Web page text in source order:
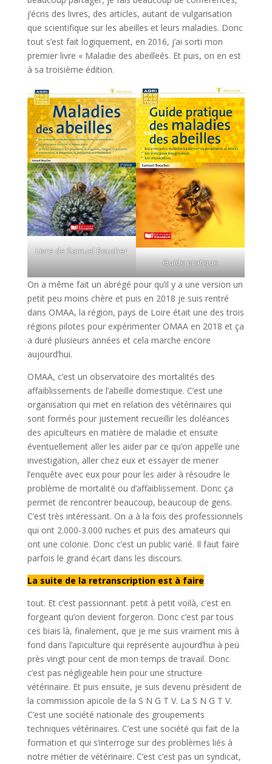
j’écris des livres, des articles, autant de vulgarisation
que scientifique sur les abeilles et leurs maladies. Donc
tout s’est fait logiquement, en 2016, j’ai sorti mon
premier livre « Maladie des abeilleés. Et puis, on en est
à sa troisième édition.
Livre de Samuel Boucher
Guide pratique
On a même fait un abrégé pour qu’il y a une version un
petit peu moins chère et puis en 2018 je suis rentré
dans OMAA, la région, pays de Loire était une des trois
régions pilotes pour expérimenter OMAA en 2018 et ça
a duré plusieurs années et cela marche encore
aujourd’hui.
OMAA, c’est un observatoire des mortalités des
affaiblissements de l’abeille domestique. C’est une
organisation qui met en relation des vétérinaires qui
sont formés pour justement recueillir les doléances
des apiculteurs en matière de maladie et ensuite
éventuellement aller les aider par ce qu’on appelle une
investigation, aller chez eux et essayer de mener
l’enquête avec eux pour pour les aider à résoudre le
problème de mortalité ou d’affaiblissement. Donc ça
permet de rencontrer beaucoup, beaucoup de gens.
C’est très intéressant. On a à la fois des professionnels
qui ont 2.000-3.000 ruches et puis des amateurs qui
ont une colonie. Donc c’est un public varié. Il faut faire
parfois le grand écart dans les discours.
La suite de la retranscription est à faire
tout. Et c’est passionnant. petit à petit voilà, c’est en
forgeant qu’on devient forgeron. Donc c’est par tous
ces biais là, finalement, que je me suis vraiment mis à
fond dans l’apiculture qui représente aujourd’hui à peu
près vingt pour cent de mon temps de travail. Donc
c’est pas négligeable hein pour une structure
vétérinaire. Et puis ensuite, je suis devenu président de
la commission apicole de la S N G T V. La S N G T V.
C’est une société nationale des groupements
techniques vétérinaires. C’est une société qui fait de la
formation et qui s’interroge sur des problèmes liés à
notre métier de vétérinaire. C’est c’est pas un syndicat,